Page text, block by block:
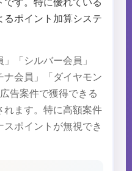
です。特に優れている
るポイント加算システ
「シルバー会員」
ナ会員」「ダイヤモン
告案件で獲得できる
れます。特に高額案件
ポイントが無視でき